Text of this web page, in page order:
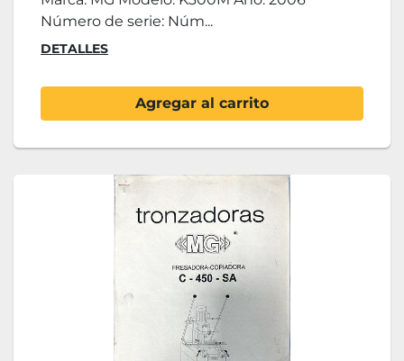
Número de serie: Núm...
DETALLES
Agregar al carrito